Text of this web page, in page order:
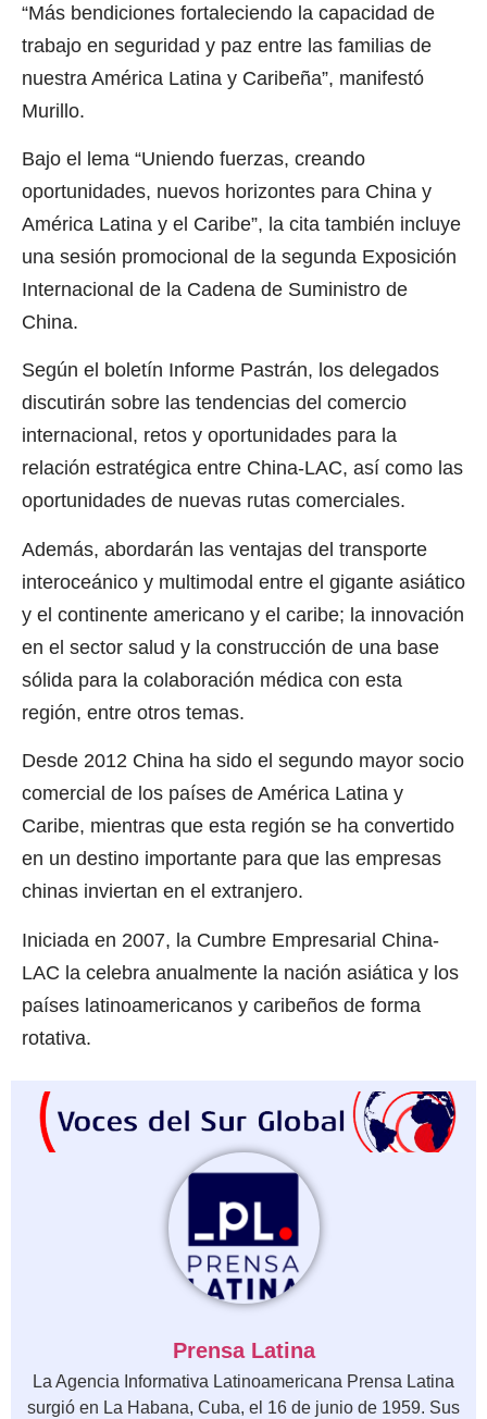
“Más bendiciones fortaleciendo la capacidad de
trabajo en seguridad y paz entre las familias de
nuestra América Latina y Caribeña”, manifestó
Murillo.
Bajo el lema “Uniendo fuerzas, creando
oportunidades, nuevos horizontes para China y
América Latina y el Caribe”, la cita también incluye
una sesión promocional de la segunda Exposición
Internacional de la Cadena de Suministro de
China.
Según el boletín Informe Pastrán, los delegados
discutirán sobre las tendencias del comercio
internacional, retos y oportunidades para la
relación estratégica entre China-LAC, así como las
oportunidades de nuevas rutas comerciales.
Además, abordarán las ventajas del transporte
interoceánico y multimodal entre el gigante asiático
y el continente americano y el caribe; la innovación
en el sector salud y la construcción de una base
sólida para la colaboración médica con esta
región, entre otros temas.
Desde 2012 China ha sido el segundo mayor socio
comercial de los países de América Latina y
Caribe, mientras que esta región se ha convertido
en un destino importante para que las empresas
chinas inviertan en el extranjero.
Iniciada en 2007, la Cumbre Empresarial China-
LAC la celebra anualmente la nación asiática y los
países latinoamericanos y caribeños de forma
rotativa.
Prensa Latina
La Agencia Informativa Latinoamericana Prensa Latina
surgió en La Habana, Cuba, el 16 de junio de 1959. Sus